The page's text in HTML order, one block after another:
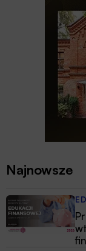
Najnowsze